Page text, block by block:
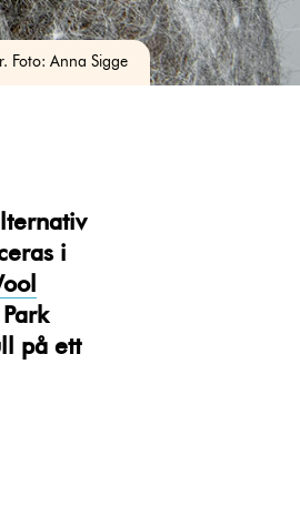
Foto: Anna Sigge
i
på ett